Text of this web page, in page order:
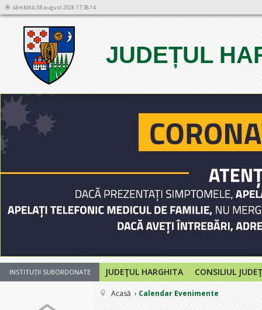
sâmbătă, 08 august 2026 17:38:14
JUDEȚUL
12
INSTITUȚII SUBORDONATE JUDEŢUL HARGHITA CONSILIUL
Acasă Calendar Evenimente